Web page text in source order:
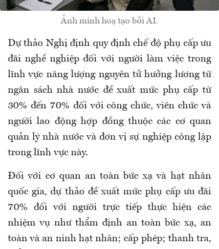
Ảnh minh hoạ tạo bởi AI.
Dự thảo Nghị định quy định chế độ phụ cấp ưu
đãi nghề nghiệp đối với người làm việc trong
lĩnh vực năng lượng nguyên tử hưởng lương từ
ngân sách nhà nước đề xuất mức phụ cấp từ
30% đến 70% đối với công chức, viên chức và
người lao động hợp đồng thuộc các cơ quan
quản lý nhà nước và đơn vị sự nghiệp công lập
trong lĩnh vực này.
Đối với cơ quan an toàn bức xạ và hạt nhân
quốc gia, dự thảo đề xuất mức phụ cấp ưu đãi
70% đối với người trực tiếp thực hiện các
nhiệm vụ như thẩm định an toàn bức xạ, an
toàn và an ninh hạt nhân; cấp phép; thanh tra,